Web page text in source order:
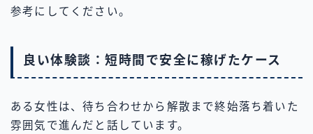
参考にしてください。
良い体験談：短時間で安全に稼げたケース
ある女性は、待ち合わせから解散まで終始落ち着いた
雰囲気で進んだと話しています。